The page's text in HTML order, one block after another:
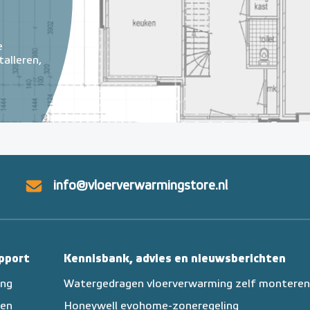
info@vloerverwarmingstore.nl
Kennisbank, advies en nieuwsberichten
Watergedragen vloerverwarming zelf monteren
Honeywell evohome-zoneregeling